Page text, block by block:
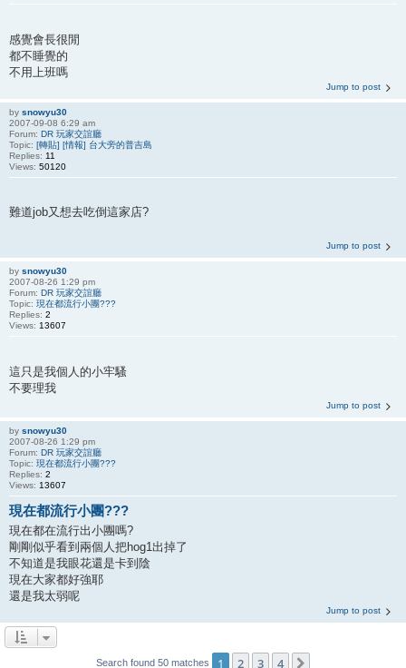
感覺會長很閒
都不睡覺的
不用上班嗎
Jump to post
by snowyu30
2007-09-08 6:29 am
Forum: DR 玩家交誼廳
Topic: [轉貼] [情報] 台大旁的普吉島
Replies: 11
Views: 50120
難道job又想去吃倒這家店?
Jump to post
by snowyu30
2007-08-26 1:29 pm
Forum: DR 玩家交誼廳
Topic: 現在都流行小團???
Replies: 2
Views: 13607
這只是我個人的小牢騷
不要理我
Jump to post
by snowyu30
2007-08-26 1:29 pm
Forum: DR 玩家交誼廳
Topic: 現在都流行小團???
Replies: 2
Views: 13607
現在都流行小團???
現在都在流行出小團嗎?
剛剛似乎看到兩個人把hog1出掉了
不知道是我眼花還是卡到陰
現在大家都好強耶
還是我太弱呢
Jump to post
Search found 50 matches 1 2 3 4